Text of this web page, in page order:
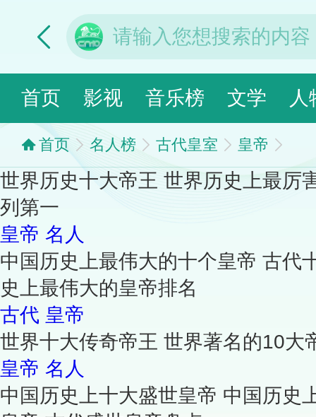
首页 影视 音乐榜 文学 人
首页 名人榜 古代皇室 皇帝
世界历史十大帝王 世界历史上最厉
列第一
皇帝 名人
中国历史上最伟大的十个皇帝 古代
史上最伟大的皇帝排名
古代 皇帝
世界十大传奇帝王 世界著名的10大
皇帝 名人
中国历史上十大盛世皇帝 中国历史